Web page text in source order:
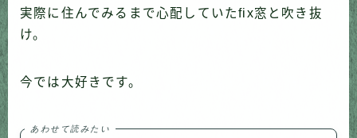
実際に住んでみるまで心配していたfix窓と吹き抜
け。
今では大好きです。
あわせて読みたい